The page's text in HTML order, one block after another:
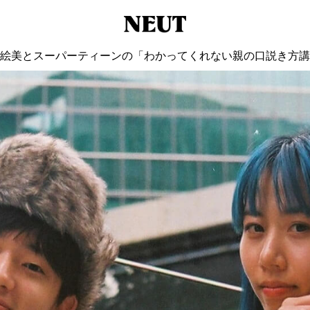
美とスーパーティーンの「わかってくれない親の口説き方